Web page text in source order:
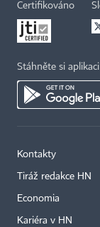
Certifikováno
Stáhněte si
Kontakty
Tiráž redakce HN
Economia
Kariéra v HN